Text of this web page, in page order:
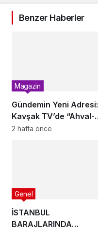
Benzer Haberler
Gündemin Yeni Adresi:
Kavşak TV’de “Ahval-i
Memleket” Başlıyor!
Magazin
2 hafta önce
İSTANBUL
BARAJLARINDA
Genel